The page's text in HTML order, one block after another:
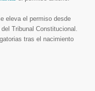
eleva el permiso desde
Tribunal Constitucional.
tras el nacimiento